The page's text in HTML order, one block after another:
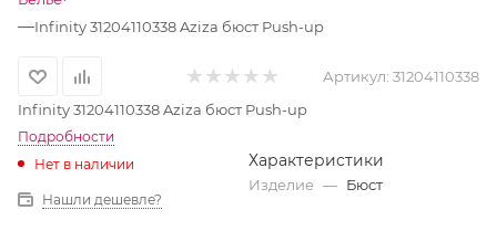
—Infinity 31204110338 Aziza бюст Push-up
Артикул: 31204110338
Infinity 31204110338 Aziza бюст Push-up
Подробности
Нет в наличии
Нашли дешевле?
Характеристики
Изделие — Бюст